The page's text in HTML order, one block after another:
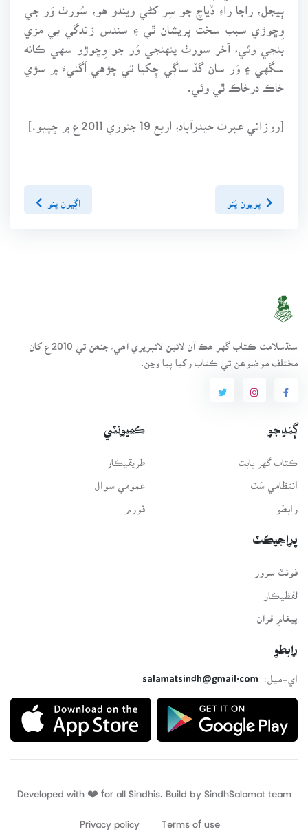
ٻيجل، راجا راءِ ڏياچ جو سِر کڻي ويندو هو، سُورٺ وَر جي
وِڇوڙي سبب سخت پريشان ٿي ۽ سندس زندگي بي مزي
بنجي وئي، آخر سورٺ پنهنجي وَر جو وِڇوڙو سهي ڪانه
سگهي ۽ وَر سان گڏ ساڳي چِکيا تي چڙهي اَگنيءَ ۾ سڙي
خاڪ درخاڪ ٿي وئي.
[روزاني عبرت حيدرآباد، اربع 19 جنوري 2011ع ۾ ڇپيو.]
اڳيون پنو
سنڌسلامت ڪتاب گهر ھڪ آن لائين لائبريري آھي، جنھن تي 2010ع کان
مختلف موضوعن تي ڪتاب رکيا پيا وڃن.
ڳنڍجو
ڪتاب گهر بابت
انتظامي سَٿ
رابطو
ڪميونٽي
طريقيڪار
عمومي سوال
فورم
پراجيڪٽ
فونٽ سرور
لفظيڪار
پيغامِ قرآن
رابطو
اي-ميل:
salamatsindh@gmail.com
Developed with ❤️ for all Sindhis. Build by SindhSalamat
Terms of use
Privacy policy